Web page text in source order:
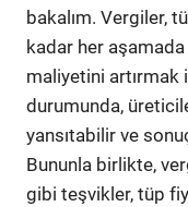
bakalım. Vergiler,
kadar her
maliyetini artırmak
durumunda,
yansıtabilir ve
Bununla birlikte,
gibi teşvikler, tüp